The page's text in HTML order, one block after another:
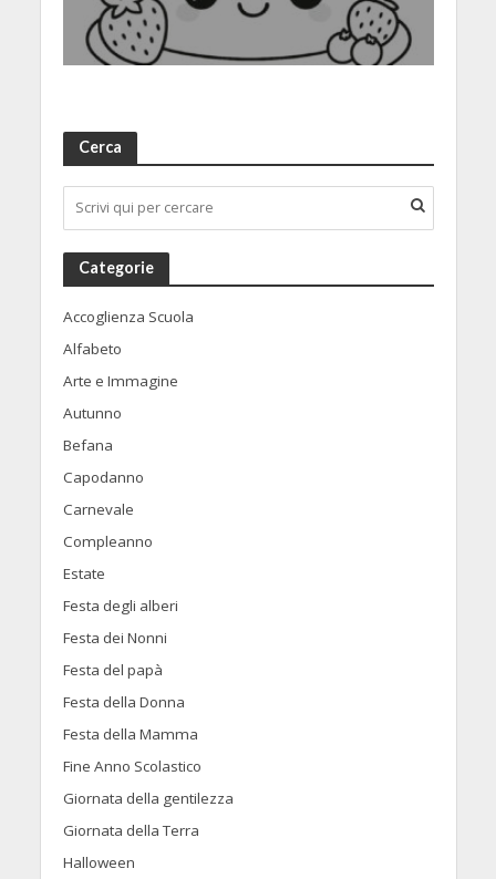
Cerca
Categorie
Accoglienza Scuola
Alfabeto
Arte e Immagine
Autunno
Befana
Capodanno
Carnevale
Compleanno
Estate
Festa degli alberi
Festa dei Nonni
Festa del papà
Festa della Donna
Festa della Mamma
Fine Anno Scolastico
Giornata della gentilezza
Giornata della Terra
Halloween